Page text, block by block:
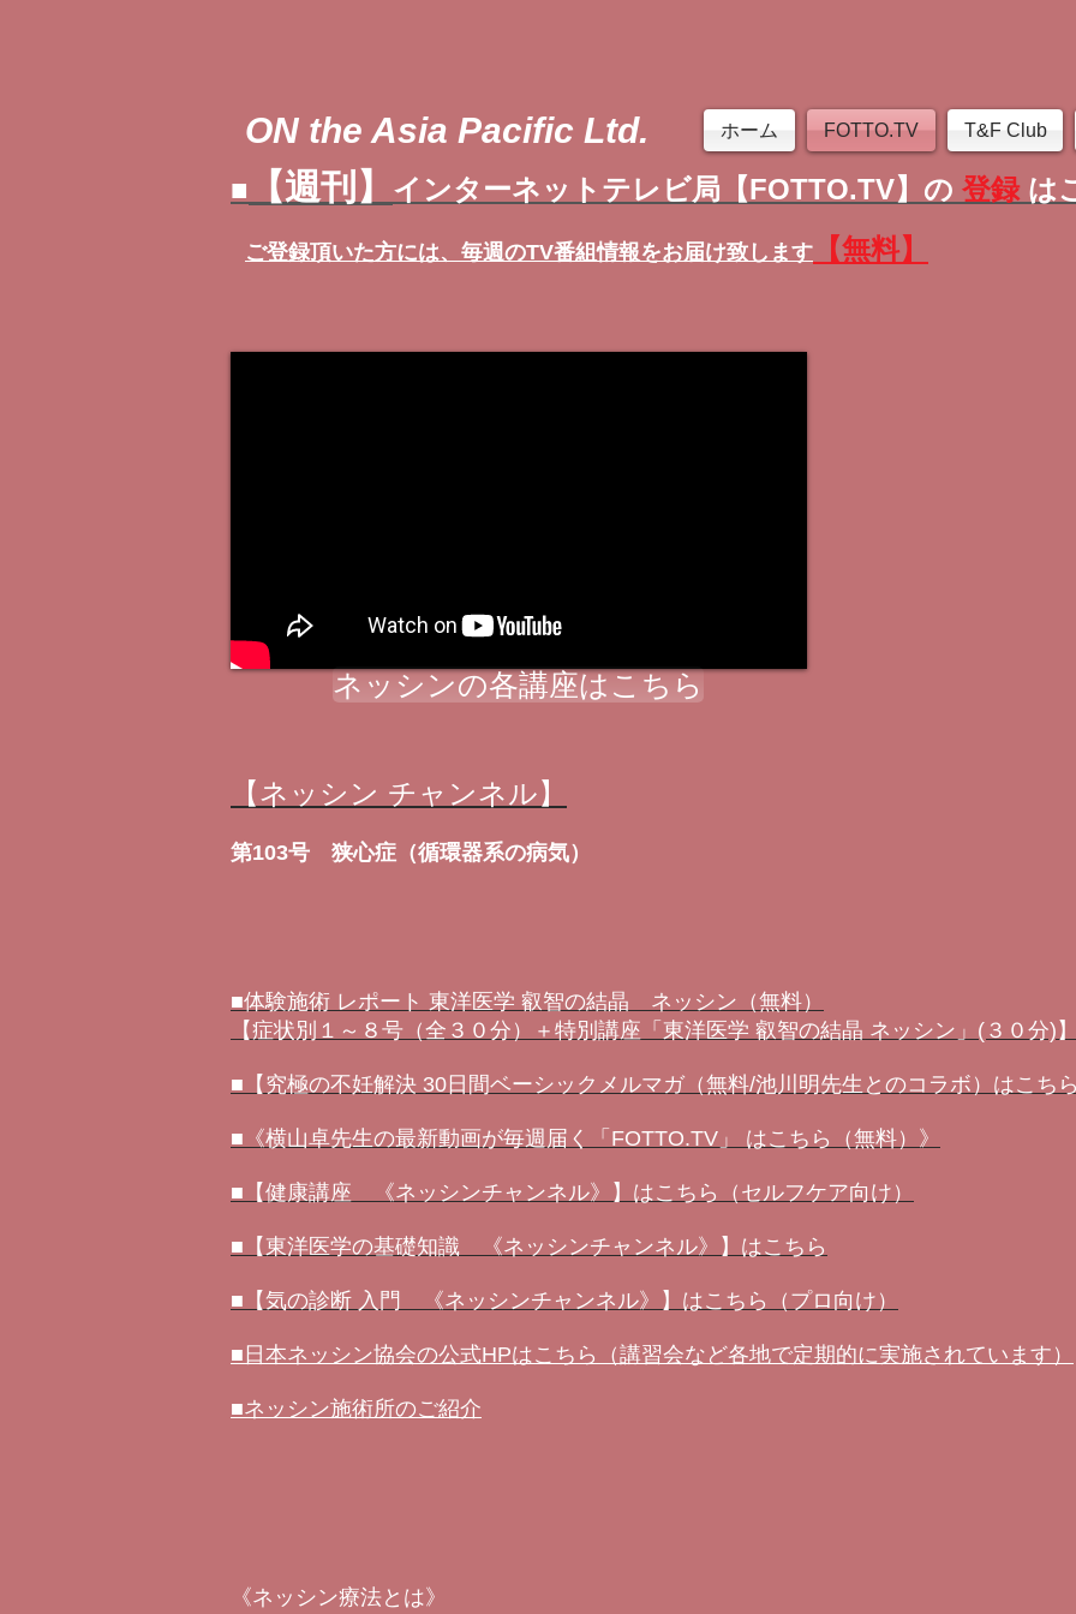
ON the Asia Pacific Ltd. ホーム FOTTO.TV T&F Club
■ 【週刊】 インターネットテレビ局【FOTTO.TV】の 登録 は
ご登録頂いた方には、 毎週のTV番組情報をお届け致します 【無料】
ネッシンの各講座はこちら
【ネッシン チャンネル】
第103号 狭心症（循環器系の病気）
■体験施術 レポート 東洋医学 叡智の結晶 ネッシン（無料）
【症状別１～８号（全３０分）＋特別講座「東洋医学 叡智の結晶 ネッシン」(３０分)
■【究極の不妊解決 30日間ベーシックメルマガ（無料/池川明先生とのコラボ）はこちら
■《横山卓先生の最新動画が毎週届く「FOTTO.TV」 はこちら（無料）》
■【健康講座 《ネッシンチャンネル》】はこちら（セルフケア向け）
■【東洋医学の基礎知識 《ネッシンチャンネル》】はこちら
■【気の診断 入門 《ネッシンチャンネル》】はこちら（プロ向け）
■日本ネッシン協会の公式HPはこちら（講習会など各地で定期的に実施されています）
■ネッシン施術所のご紹介
《ネッシン療法とは》